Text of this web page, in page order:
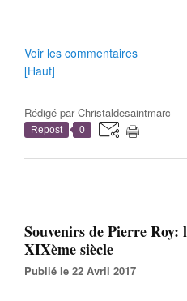
Voir les commentaires
[Haut]
Rédigé parChristaldesaintmarc
Repost 0
Souvenirs de Pierre Roy:
XIXème siècle
Publié le 22 Avril 2017